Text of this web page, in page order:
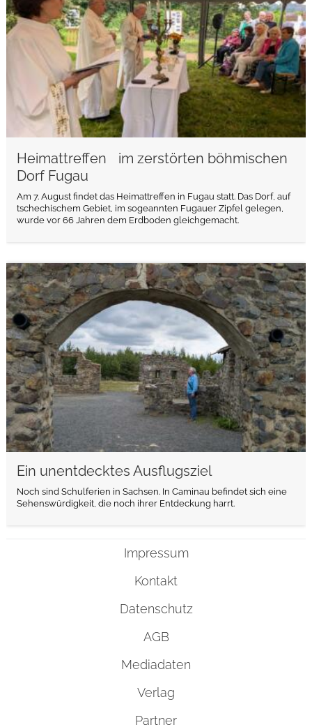
Heimattreffen im zerstörten böhmischen
Dorf Fugau
Am 7. August findet das Heimattreffen in Fugau statt. Das Dorf, auf
tschechischem Gebiet, im sogeannten Fugauer Zipfel gelegen,
wurde vor 66 Jahren dem Erdboden gleichgemacht.
Ein unentdecktes Ausflugsziel
Noch sind Schulferien in Sachsen. In Caminau befindet sich eine
Sehenswürdigkeit, die noch ihrer Entdeckung harrt.
weiterlesen
Impressum
Kontakt
Datenschutz
AGB
Mediadaten
Verlag
Partner